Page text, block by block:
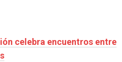
celebra encuentros entre